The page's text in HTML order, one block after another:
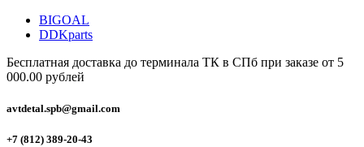
BIGOAL
DDKparts
Бесплатная доставка до терминала ТК в СПб при заказе от 5
000.00 рублей
avtdetal.spb@gmail.com
+7 (812) 389-20-43